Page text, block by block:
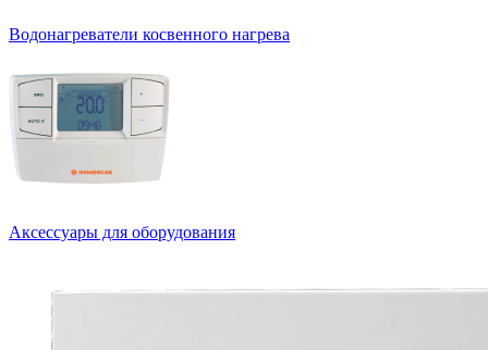
Водонагреватели косвенного нагрева
Аксессуары для оборудования